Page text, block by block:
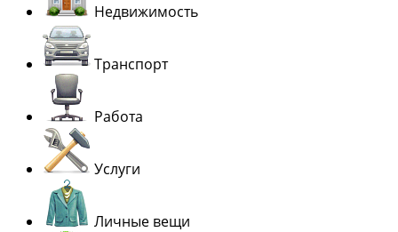
Недвижимость
Транспорт
Работа
Услуги
Личные вещи